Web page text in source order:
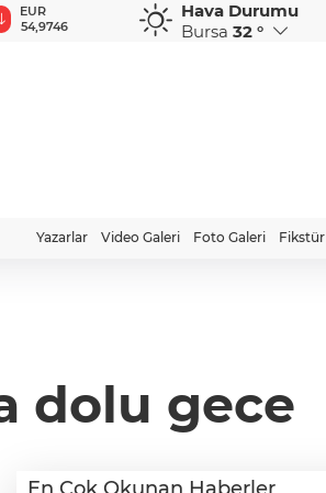
GBP
64,1812
CHF
58,5999
CAD
33,9046
Hava Durumu
Bursa 32 °
Yazarlar Video Galeri Foto Galeri Fikstür
dolu gece
En Çok Okunan Haberler